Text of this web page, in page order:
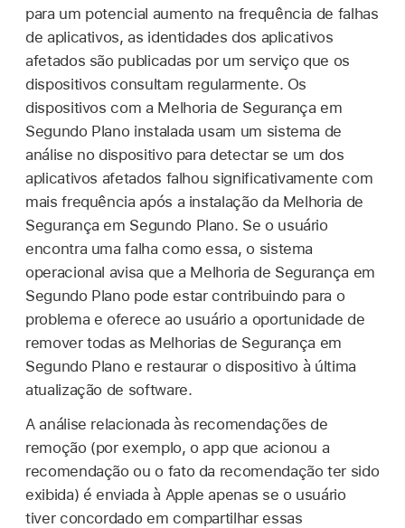
para um potencial aumento na frequência de falhas
de aplicativos, as identidades dos aplicativos
afetados são publicadas por um serviço que os
dispositivos consultam regularmente. Os
dispositivos com a Melhoria de Segurança em
Segundo Plano instalada usam um sistema de
análise no dispositivo para detectar se um dos
aplicativos afetados falhou significativamente com
mais frequência após a instalação da Melhoria de
Segurança em Segundo Plano. Se o usuário
encontra uma falha como essa, o sistema
operacional avisa que a Melhoria de Segurança em
Segundo Plano pode estar contribuindo para o
problema e oferece ao usuário a oportunidade de
remover todas as Melhorias de Segurança em
Segundo Plano e restaurar o dispositivo à última
atualização de software.
A análise relacionada às recomendações de
remoção (por exemplo, o app que acionou a
recomendação ou o fato da recomendação ter sido
exibida) é enviada à Apple apenas se o usuário
tiver concordado em compartilhar essas